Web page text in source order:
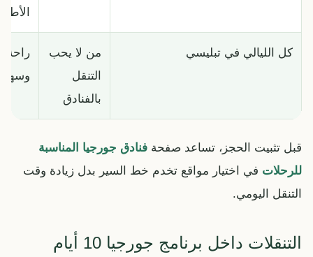
كل الليالي في تبليسي
من لا يحب
التنقل
بالفنادق
راحة
قبل تثبيت الحجز، تساعد صفحة فنادق جورجيا المناسبة
للرحلات في اختيار مواقع تخدم خط السير بدل زيادة وقت
التنقل اليومي.
التنقلات داخل برنامج جورجيا 10 أيام